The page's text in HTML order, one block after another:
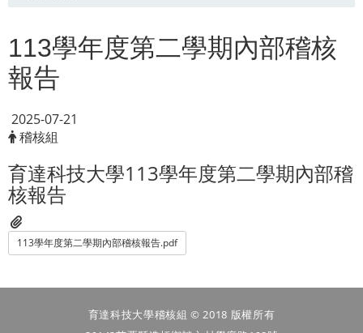
113學年度第二學期內部稽核
報告
2025-07-21
稽核組
育達科技大學113學年度第二學期內部稽
核報告
113學年度第二學期內部稽核報告.pdf
育達科技大學稽核組 © 2018 版權所有